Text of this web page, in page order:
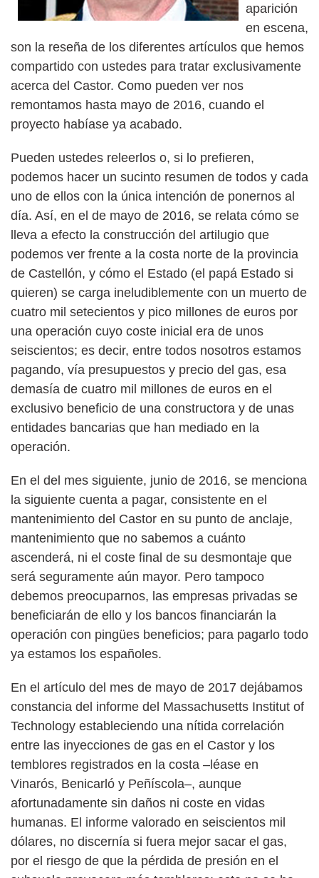
aparición
en escena,
son la reseña de los diferentes artículos que hemos
compartido con ustedes para tratar exclusivamente
acerca del Castor. Como pueden ver nos
remontamos hasta mayo de 2016, cuando el
proyecto habíase ya acabado.
Pueden ustedes releerlos o, si lo prefieren,
podemos hacer un sucinto resumen de todos y cada
uno de ellos con la única intención de ponernos al
día. Así, en el de mayo de 2016, se relata cómo se
lleva a efecto la construcción del artilugio que
podemos ver frente a la costa norte de la provincia
de Castellón, y cómo el Estado (el papá Estado si
quieren) se carga ineludiblemente con un muerto de
cuatro mil setecientos y pico millones de euros por
una operación cuyo coste inicial era de unos
seiscientos; es decir, entre todos nosotros estamos
pagando, vía presupuestos y precio del gas, esa
demasía de cuatro mil millones de euros en el
exclusivo beneficio de una constructora y de unas
entidades bancarias que han mediado en la
operación.
En el del mes siguiente, junio de 2016, se menciona
la siguiente cuenta a pagar, consistente en el
mantenimiento del Castor en su punto de anclaje,
mantenimiento que no sabemos a cuánto
ascenderá, ni el coste final de su desmontaje que
será seguramente aún mayor. Pero tampoco
debemos preocuparnos, las empresas privadas se
beneficiarán de ello y los bancos financiarán la
operación con pingües beneficios; para pagarlo todo
ya estamos los españoles.
En el artículo del mes de mayo de 2017 dejábamos
constancia del informe del Massachusetts Institut of
Technology estableciendo una nítida correlación
entre las inyecciones de gas en el Castor y los
temblores registrados en la costa –léase en
Vinarós, Benicarló y Peñíscola–, aunque
afortunadamente sin daños ni coste en vidas
humanas. El informe valorado en seiscientos mil
dólares, no discernía si fuera mejor sacar el gas,
por el riesgo de que la pérdida de presión en el